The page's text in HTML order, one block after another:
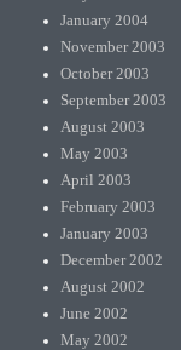
January 2004
November 2003
October 2003
September 2003
August 2003
May 2003
April 2003
February 2003
January 2003
December 2002
August 2002
June 2002
May 2002